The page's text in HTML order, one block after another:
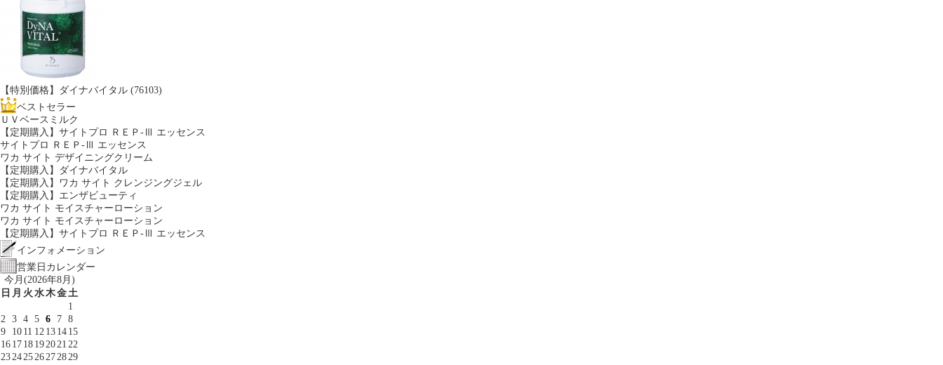
【特別価格】ダイナバイタル (76103)
ベストセラー
ＵＶベースミルク
【定期購入】サイトプロ ＲＥＰ-Ⅲ エッセンス
サイトプロ ＲＥＰ-Ⅲ エッセンス
ワカ サイト デザイニングクリーム
【定期購入】ダイナバイタル
【定期購入】ワカ サイト クレンジングジェル
【定期購入】エンザビューティ
ワカ サイト モイスチャーローション
ワカ サイト モイスチャーローション
【定期購入】サイトプロ ＲＥＰ-Ⅲ エッセンス
インフォメーション
営業日カレンダー
今月(2026年8月)
日 月 火 水木金 土
1
2
3 4 5 6 7 8
9
10 11 12 13 14 15
16 17 18 19 20 21 22
23 24 25 26 27 28 29